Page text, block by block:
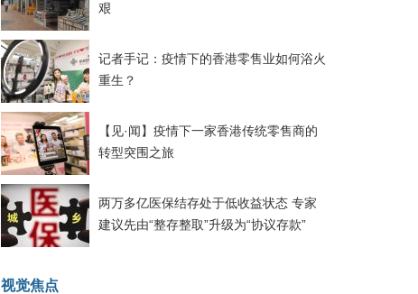
艰
记者手记：疫情下的香港零售业如何浴火
重生？
【见·闻】疫情下一家香港传统零售商的
转型突围之旅
两万多亿医保结存处于低收益状态 专家
建议先由“整存整取”升级为“协议存款”
视觉焦点